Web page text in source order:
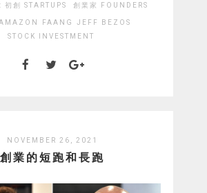
初創 STARTUPS 創業家 FOUNDERS
FAANG
JEFF BEZOS
STOCK INVESTMENT
NOVEMBER 26, 2021
創業的短跑和長跑